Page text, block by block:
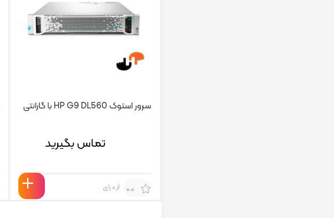
سرور استوک HP G9 DL560 با گارانتی
تماس بگیرید
0.0 از 0 رای